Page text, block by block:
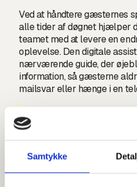
Samtykke
Ved at håndtere gæsternes
alle tider af døgnet hjælper
teamet med at levere en
oplevelse. Den digitale
nærværende guide, der
information, så gæsterne
mailsvar eller hænge i en
"Vi er glade for
det gør det
gæster at få svar på
døgnet rundt. Karla